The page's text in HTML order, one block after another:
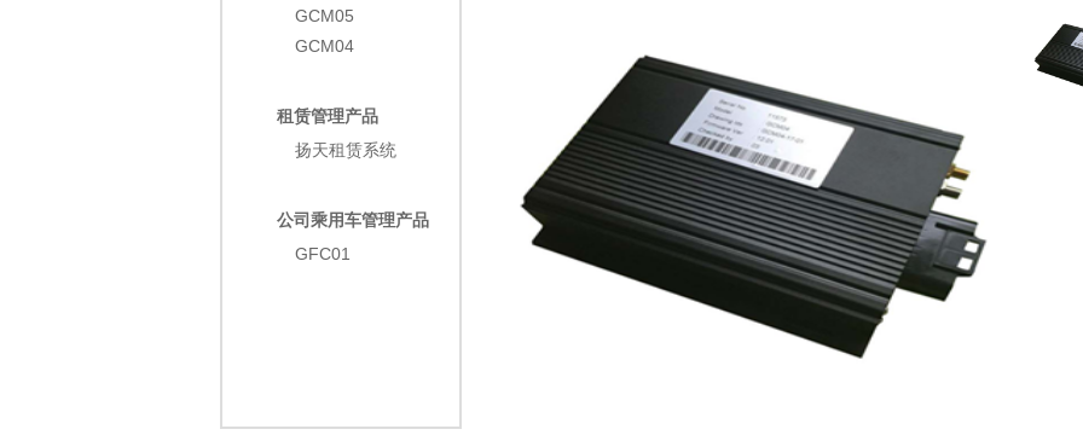
GCM05
GCM04
租赁管理产品
扬天租赁系统
公司乘用车管理产品
GFC01